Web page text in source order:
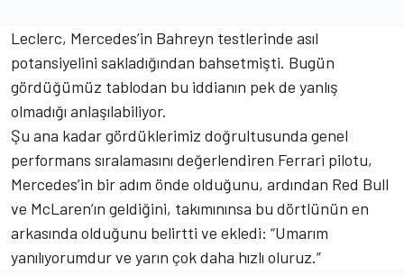
Leclerc, Mercedes’in Bahreyn testlerinde asıl
potansiyelini sakladığından bahsetmişti. Bugün
gördüğümüz tablodan bu iddianın pek de yanlış
olmadığı anlaşılabiliyor.
Şu ana kadar gördüklerimiz doğrultusunda genel
performans sıralamasını değerlendiren Ferrari pilotu,
Mercedes’in bir adım önde olduğunu, ardından Red Bull
ve McLaren’ın geldiğini, takımınınsa bu dörtlünün en
arkasında olduğunu belirtti ve ekledi: “Umarım
yanılıyorumdur ve yarın çok daha hızlı oluruz.”